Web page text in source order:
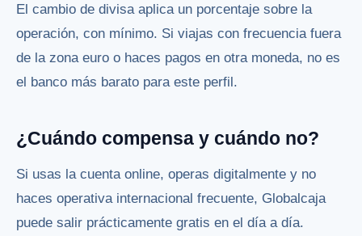
El cambio de divisa aplica un porcentaje sobre la
operación, con mínimo. Si viajas con frecuencia fuera
de la zona euro o haces pagos en otra moneda, no es
el banco más barato para este perfil.
¿Cuándo compensa y cuándo no?
Si usas la cuenta online, operas digitalmente y no
haces operativa internacional frecuente, Globalcaja
puede salir prácticamente gratis en el día a día.